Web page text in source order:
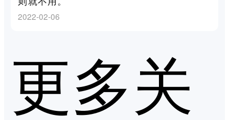
2022-02-06
更多关